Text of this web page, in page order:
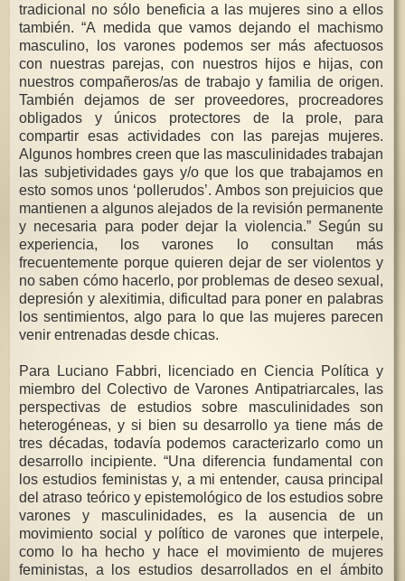
tradicional no sólo beneficia a las mujeres sino a ellos
también. “A medida que vamos dejando el machismo
masculino, los varones podemos ser más afectuosos
con nuestras parejas, con nuestros hijos e hijas, con
nuestros compañeros/as de trabajo y familia de origen.
También dejamos de ser proveedores, procreadores
obligados y únicos protectores de la prole, para
compartir esas actividades con las parejas mujeres.
Algunos hombres creen que las masculinidades trabajan
las subjetividades gays y/o que los que trabajamos en
esto somos unos ‘pollerudos’. Ambos son prejuicios que
mantienen a algunos alejados de la revisión permanente
y necesaria para poder dejar la violencia.” Según su
experiencia, los varones lo consultan más
frecuentemente porque quieren dejar de ser violentos y
no saben cómo hacerlo, por problemas de deseo sexual,
depresión y alexitimia, dificultad para poner en palabras
los sentimientos, algo para lo que las mujeres parecen
venir entrenadas desde chicas.
Para Luciano Fabbri, licenciado en Ciencia Política y
miembro del Colectivo de Varones Antipatriarcales, las
perspectivas de estudios sobre masculinidades son
heterogéneas, y si bien su desarrollo ya tiene más de
tres décadas, todavía podemos caracterizarlo como un
desarrollo incipiente. “Una diferencia fundamental con
los estudios feministas y, a mi entender, causa principal
del atraso teórico y epistemológico de los estudios sobre
varones y masculinidades, es la ausencia de un
movimiento social y político de varones que interpele,
como lo ha hecho y hace el movimiento de mujeres
feministas, a los estudios desarrollados en el ámbito